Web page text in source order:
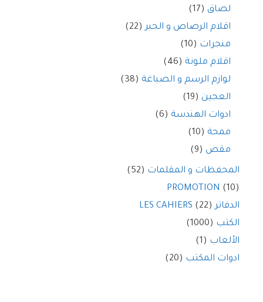
لصاق (17)
اقلام الرصاص و الحبر (22)
منجرات (10)
اقلام ملونة (46)
لوازم الرسم و الصباغة (38)
العجين (19)
ادوات الهندسة (6)
ممحة (10)
مقص (9)
المحفظات و المقلمات (52)
PROMOTION (10)
الدفاتر LES CAHIERS (22)
الكتب (1000)
الألعاب (1)
ادوات المكتب (20)